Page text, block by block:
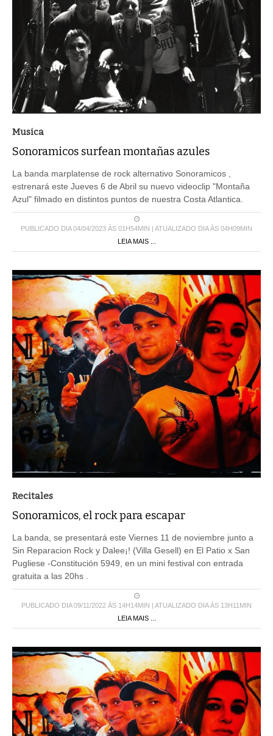
Musica
Sonoramicos surfean montañas azules
La banda marplatense de rock alternativo Sonoramicos ,
estrenará este Jueves 6 de Abril su nuevo videoclip "Montaña
Azul" filmado en distintos puntos de nuestra Costa Atlantica.
PUBLICADO DIA 04/04/2023 ÀS 01H54MIN | ATUALIZADO DIA ÀS 04H09MIN
LEIA MAIS ...
Recitales
Sonoramicos, el rock para escapar
La banda, se presentará este Viernes 11 de noviembre junto a
Sin Reparacion Rock y Dalee¡! (Villa Gesell) en El Patio x San
Pugliese -Constitución 5949, en un mini festival con entrada
gratuita a las 20hs .
PUBLICADO DIA 09/11/2022 ÀS 14H14MIN | ATUALIZADO DIA ÀS 13H11MIN
LEIA MAIS ...